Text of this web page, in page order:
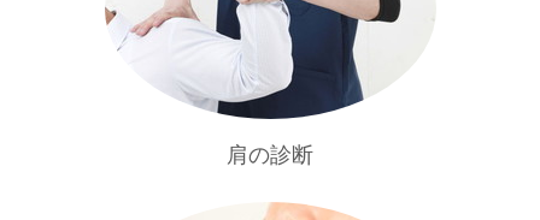
肩の診断